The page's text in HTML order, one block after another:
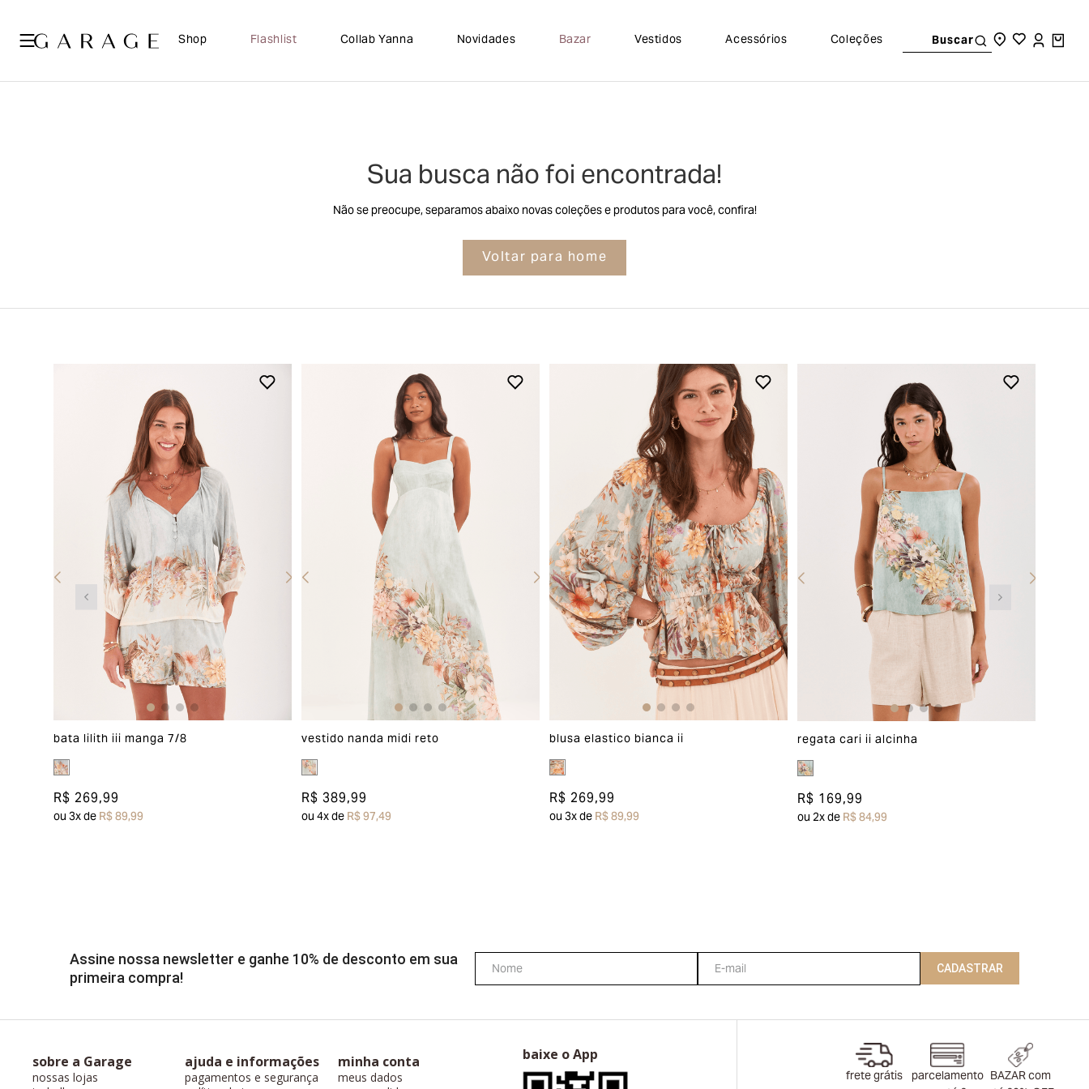
Shop Flashlist Collab Yanna Novidades Bazar Vestidos Acessórios Coleções Buscar
Sua busca não foi encontrada!
Não se preocupe, separamos abaixo novas coleções e produtos para você, confira!
Voltar para home
bata lilith iii manga 7/8
R$ 269,99
ou3x deR$ 89,99
vestido nanda midi reto
R$ 389,99
ou4x deR$ 97,49
blusa elastico bianca ii
R$ 269,99
ou3x deR$ 89,99
regata cari ii alcinha
R$ 169,99
ou2x deR$ 84,99
Assine nossa newsletter e ganhe 10% de desconto em sua
primeira compra!
CADASTRAR
sobre a Garage
nossas lojas
ajuda e informações
pagamentos e segurança
minha conta
meus dados
baixe o App
frete grátis parcelamento BAZAR com